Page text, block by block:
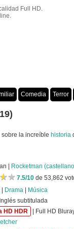
Full HD.
Comedia Terror
la increíble historia
|
Rocketman
★★
★★ 7.5/10de 53,862
| Drama|
Música
subtitulada
HD HDR
| Full HD